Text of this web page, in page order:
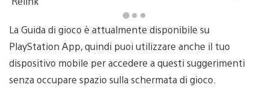
image
dell'interfaccia
utente
di
PS5
che
mostra
La Guida di gioco è attualmente disponibile su
PlayStation App, quindi puoi utilizzare anche il tuo
dispositivo mobile per accedere a questi suggerimenti
senza occupare spazio sulla schermata di gioco.